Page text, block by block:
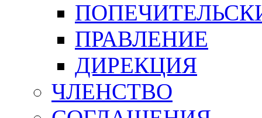
ПРАВЛЕНИЕ
ДИРЕКЦИЯ
ЧЛЕНСТВО